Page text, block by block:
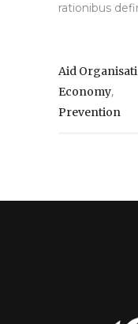
rationibus
Aid
Economy,
Prevention